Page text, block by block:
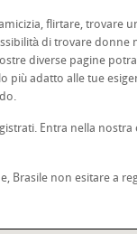
flirtare, trovare
di trovare
diverse pagine
più adatto alle tue
Entra nella
Brasile non esitare a